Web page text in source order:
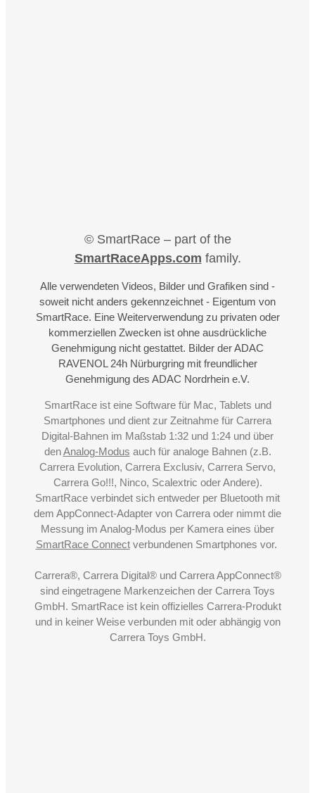
© SmartRace – part of the
SmartRaceApps.com family.
Alle verwendeten Videos, Bilder und Grafiken sind -
soweit nicht anders gekennzeichnet - Eigentum von
SmartRace. Eine Weiterverwendung zu privaten oder
kommerziellen Zwecken ist ohne ausdrückliche
Genehmigung nicht gestattet. Bilder der ADAC
RAVENOL 24h Nürburgring mit freundlicher
Genehmigung des ADAC Nordrhein e.V.
SmartRace ist eine Software für Mac, Tablets und
Smartphones und dient zur Zeitnahme für Carrera
Digital-Bahnen im Maßstab 1:32 und 1:24 und über
denAnalog-Modus auch für analoge Bahnen (z.B.
Carrera Evolution, Carrera Exclusiv, Carrera Servo,
Carrera Go!!!, Ninco, Scalextric oder Andere).
SmartRace verbindet sich entweder per Bluetooth mit
dem AppConnect-Adapter von Carrera oder nimmt die
Messung im Analog-Modus per Kamera eines über
SmartRace Connectverbundenen Smartphones vor.
Carrera®, Carrera Digital® und Carrera AppConnect®
sind eingetragene Markenzeichen der Carrera Toys
GmbH. SmartRace ist kein offizielles Carrera-Produkt
und in keiner Weise verbunden mit oder abhängig von
Carrera Toys GmbH.